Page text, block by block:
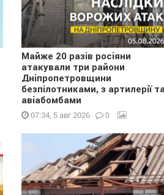
Майже 20 разів росіяни
атакували три райони
Дніпропетровщини
безпілотниками, з артилерії
авіабомбами
07:34, 5 авг 2026 0